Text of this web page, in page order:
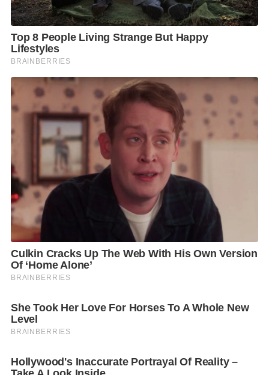
นายแพทย์พณะ จันทรกมล ประธานเจ้าหน้าที่บริหารโรง
พยาบาลในเครือบางปะกอกและผู้อำนวยการโรงพยาบาล
ปิยะเวท เปิดเผยว่า ปัจจุบันการมีอายุยืนยาวไม่ใช่เพียง
การมีชีวิตอยู่ได้นานแต่ต้องอยู่แบบปลอดโรค สุขภาพทั้ง
กายใจที่แข็งแรง การตรวจสุขภาพประจำปีและการดูแล
เชิงรุกจึงเป็นกุญแจสำคัญ โดยเฉพาะเมื่อประเทศไทย
กำลังก้าวเข้าสู่สังคมผู้สูงอายุ การสร้างร่างกายที่แข็งแรง
และการสร้างเสริมภูมิคุ้มกันโรค ด้วยการตรวจสุขภาพ
และรับวัคซีนที่สำคัญตั้งแต่วันนี้ จะทำให้มีชีวิตที่ยืนยาว
อย่างมีคุณภาพ ซึ่งจุดเด่นของโรงพยาบาลบางปะกอก 9
อินเตอร์เนชั่นแนล คือการมีศูนย์การแพทย์ที่ครบวงจร
อาทิ ด้านศัลยกรรมทั่วไป ศูนย์โรคหัวใจ ศูนย์กระดูกและ
ข้อฯ และศูนย์ศัลยกรรมตกแต่ง เป็นต้น โดยทุกบริการได้
มาตรฐานสากลระดับ JCI (The Joint Commission
ใต้ JCAHO ของสหรัฐอเมริกา มีวัตถุประสงค์เพื่อส่งเสริม
การพัฒนาคุณภาพ ความปลอดภัย และรับรองมาตรฐาน
นั้นตั้งอยู่บนแนวทางการรักษาที่เป็นเลิศและเป็นสากล